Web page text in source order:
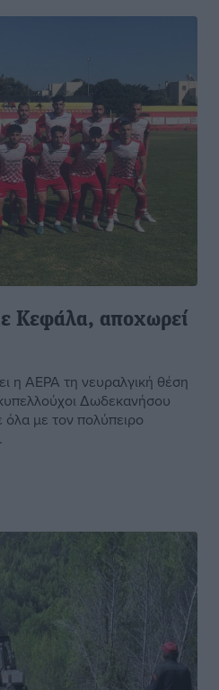
Κεφάλα, αποχωρεί
η ΑΕΡΑ τη νευραλγική θέση
Δωδεκανήσου
με τον πολύπειρο